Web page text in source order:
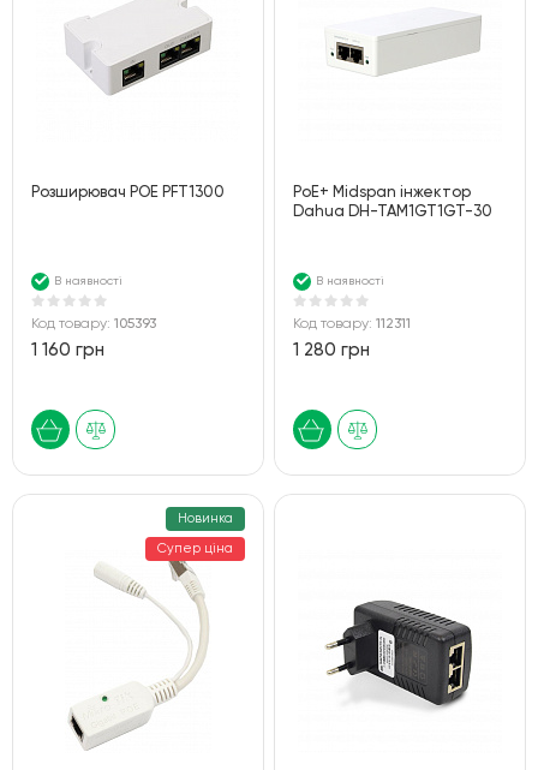
Розширювач POE PFT1300
В наявності
Код товару: 105393
1 160 грн
PoE+ Midspan інжектор
Dahua DH-TAM1GT1GT-30
В наявності
Код товару:112311
1 280 грн
Новинка
Супер ціна